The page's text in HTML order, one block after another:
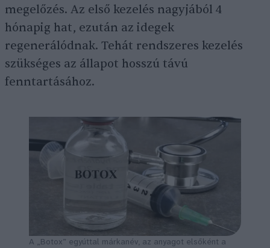
megelőzés. Az első kezelés nagyjából 4
hónapig hat, ezután az idegek
regenerálódnak. Tehát rendszeres kezelés
szükséges az állapot hosszú távú
fenntartásához.
A „Botox” egyúttal márkanév, az anyagot elsőként a